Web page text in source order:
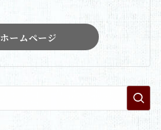
ホームページ